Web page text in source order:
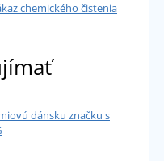
chemického čistenia
dánsku značku s